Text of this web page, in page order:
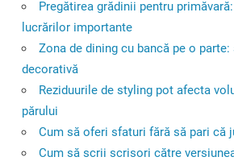
Pregătirea grădinii pentru
lucrărilor importante
Zona de dining cu bancă pe o
decorativă
Reziduurile de styling pot afecta
părului
Cum să oferi sfaturi fără să pari că
Cum să scrii scrisori către